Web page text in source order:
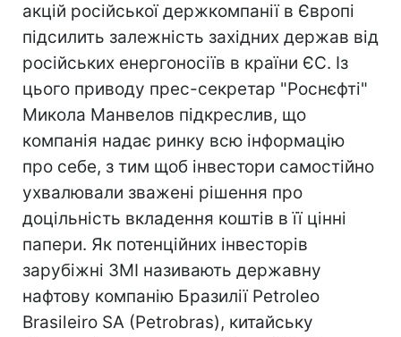
акцій російської держкомпанії в Європі
підсилить залежність західних держав від
російських енергоносіїв в країни ЄС. Із
цього приводу прес-секретар "Роснєфті"
Микола Манвелов підкреслив, що
компанія надає ринку всю інформацію
про себе, з тим щоб інвестори самостійно
ухвалювали зважені рішення про
доцільність вкладення коштів в її цінні
папери. Як потенційних інвесторів
зарубіжні ЗМІ називають державну
нафтову компанію Бразилії Petroleo
Brasileiro SA (Petrobras), китайську